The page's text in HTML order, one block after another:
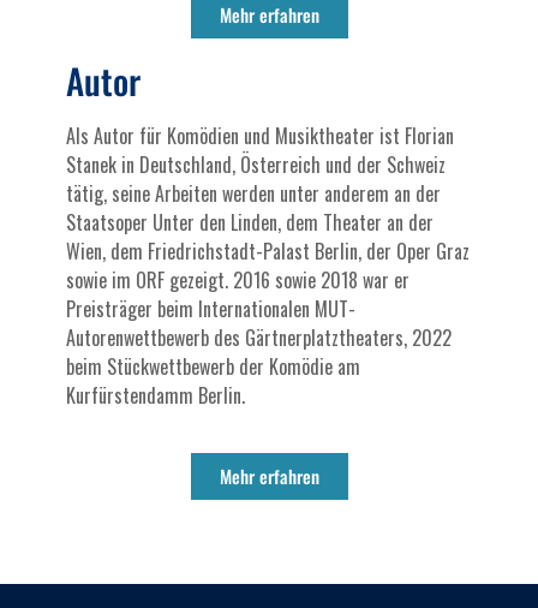
Mehr erfahren
Autor
Als Autor für Komödien und Musiktheater ist Florian
Stanek in Deutschland, Österreich und der Schweiz
tätig, seine Arbeiten werden unter anderem an der
Staatsoper Unter den Linden, dem Theater an der
Wien, dem Friedrichstadt-Palast Berlin, der Oper Graz
sowie im ORF gezeigt. 2016 sowie 2018 war er
Preisträger beim Internationalen MUT-
Autorenwettbewerb des Gärtnerplatztheaters, 2022
beim Stückwettbewerb der Komödie am
Kurfürstendamm Berlin.
Mehr erfahren